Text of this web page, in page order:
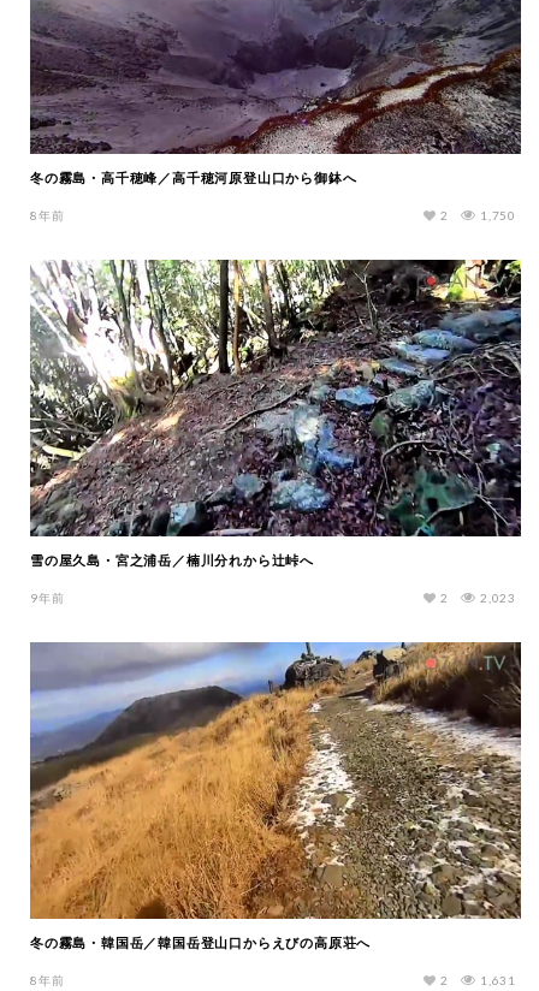
冬の霧島・高千穂峰／高千穂河原登山口から御鉢へ
8年前 1,750
2
雪の屋久島・宮之浦岳／楠川分れから辻峠へ
9年前 2,023
2
冬の霧島・韓国岳／韓国岳登山口からえびの高原荘へ
8年前 1,631
2